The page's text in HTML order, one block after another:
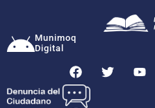
Munimoq
Digital